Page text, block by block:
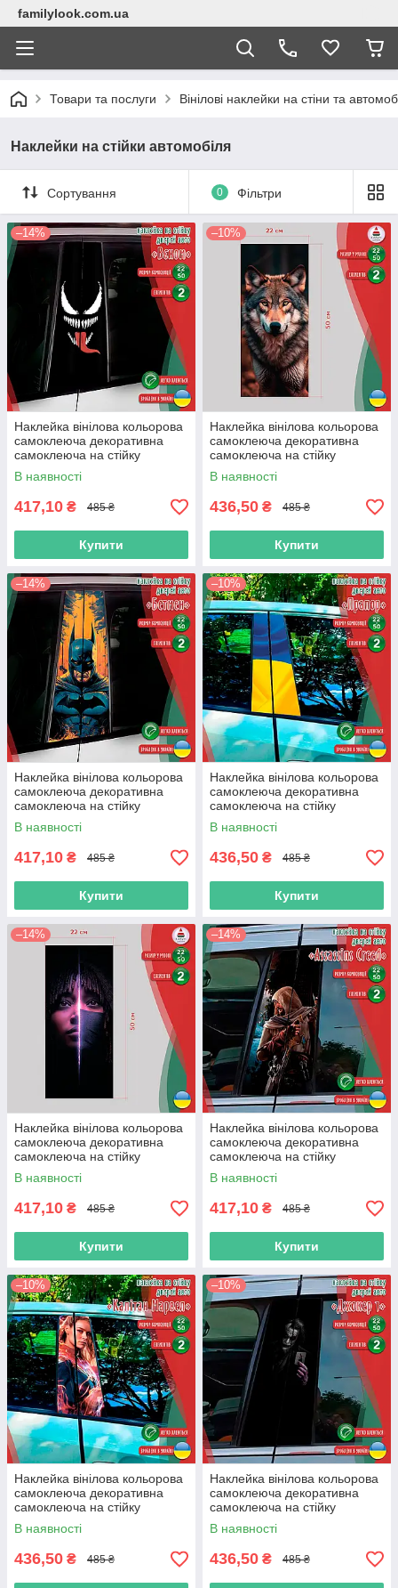
familylook.com.ua
Товари та послуги Вінілові наклейки на стіни та
Наклейки на стійки автомобіля
Сортування 0 Фільтри
–14%
Наклейка вінілова кольорова
самоклеюча декоративна
самоклеюча на стійку
автомобіля «Веном» з
Оракалу
В наявності
417,10 ₴ 485 ₴
Купити
–10%
Наклейка вінілова кольорова
самоклеюча декоративна
самоклеюча на стійку
автомобіля «Вовк» з Оракалу
В наявності
436,50 ₴ 485 ₴
Купити
–14%
Наклейка вінілова кольорова
самоклеюча декоративна
самоклеюча на стійку
автомобіля «Бетмен» з
Оракалу
В наявності
417,10 ₴ 485 ₴
Купити
–10%
Наклейка вінілова кольорова
самоклеюча декоративна
самоклеюча на стійку
автомобіля «Прапор
України» з Оракалу
В наявності
436,50 ₴ 485 ₴
Купити
–14%
Наклейка вінілова кольорова
самоклеюча декоративна
самоклеюча на стійку
автомобіля «Амандла
Стенберг» з Оракалу
В наявності
417,10 ₴ 485 ₴
Купити
–14%
Наклейка вінілова кольорова
самоклеюча декоративна
самоклеюча на стійку
автомобіля «assassins creed»
з Оракалу
В наявності
417,10 ₴ 485 ₴
Купити
–10%
Наклейка вінілова кольорова
самоклеюча декоративна
самоклеюча на стійку
автомобіля «Капітан
Марвел» з Оракалу
В наявності
436,50 ₴ 485 ₴
–10%
Наклейка вінілова кольорова
самоклеюча декоративна
самоклеюча на стійку
автомобіля «Джокер. Joker» з
Оракалу
В наявності
436,50 ₴ 485 ₴